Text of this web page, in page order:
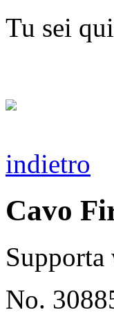
Tu sei
indietro
Cavo
No.